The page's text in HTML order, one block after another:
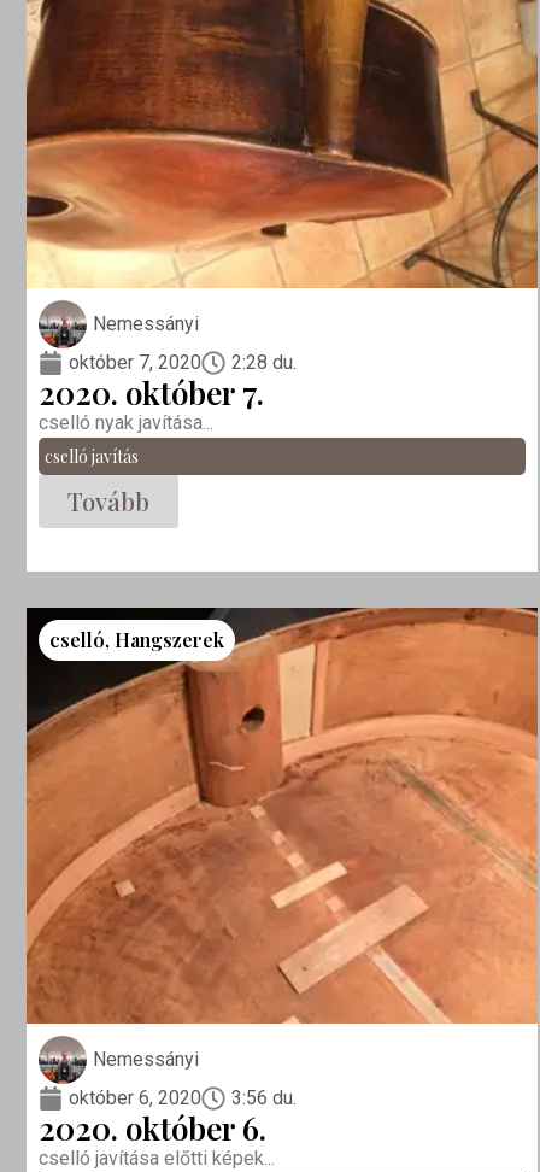
Nemessányi
október 7, 2020
2:28 du.
2020. október 7.
cselló nyak javítása...
cselló javítás
Tovább
cselló, Hangszerek
Nemessányi
október 6, 2020
3:56 du.
2020. október 6.
cselló javítása előtti képek...